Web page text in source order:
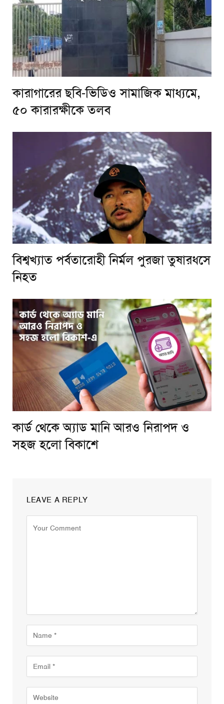
কারাগারের ছবি-ভিডিও সামাজিক মাধ্যমে,
৫০ কারারক্ষীকে তলব
বিশ্বখ্যাত পর্বতারোহী নির্মল পুরজা তুষারধসে
নিহত
কার্ড থেকে অ্যাড মানি আরও নিরাপদ ও
সহজ হলো বিকাশে
LEAVE A REPLY